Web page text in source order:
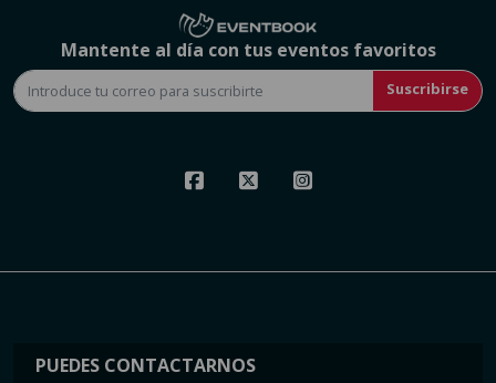
Mantente al día con tus eventos favoritos
Suscribirse
PUEDES CONTACTARNOS